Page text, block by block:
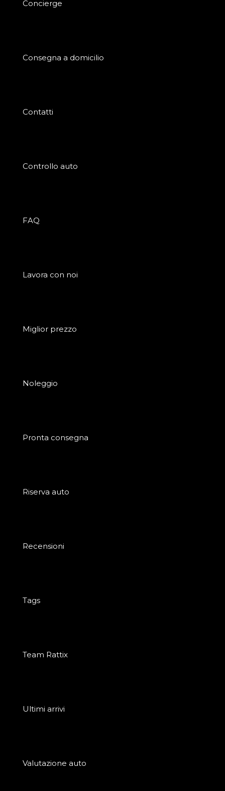
Concierge
Consegna a domicilio
Contatti
Controllo auto
FAQ
Lavora con noi
Miglior prezzo
Noleggio
Pronta consegna
Riserva auto
Recensioni
Tags
Team Rattix
Ultimi arrivi
Valutazione auto